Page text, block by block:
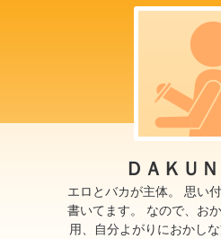
ＤＡＫＵ
エロとバカが主体。 思い
書いてます。 なので、お
用、自分よがりにおかし